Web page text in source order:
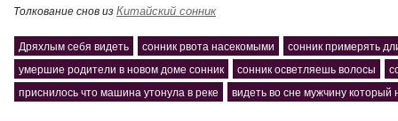
Толкование снов изКитайский сонник
Дряхлым себя видеть сонник рвота насекомыми
сонник примерять
умершие родители в новом доме сонник
сонник осветляешь волосы
приснилось что машина утонула в реке
видеть во сне мужчину который